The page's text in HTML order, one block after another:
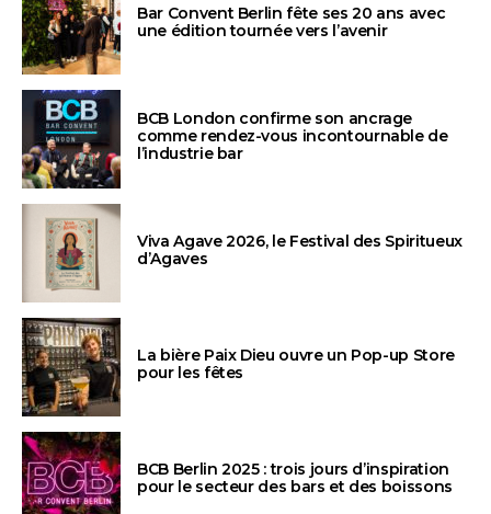
Bar Convent Berlin fête ses 20 ans avec
une édition tournée vers l’avenir
BCB London confirme son ancrage
comme rendez-vous incontournable de
l’industrie bar
Viva Agave 2026, le Festival des Spiritueux
d’Agaves
La bière Paix Dieu ouvre un Pop-up Store
pour les fêtes
BCB Berlin 2025 : trois jours d’inspiration
pour le secteur des bars et des boissons